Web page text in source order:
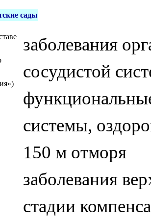
сады
заболевания
сосудистой
системы,
150 м отморя
заболевания
стадии